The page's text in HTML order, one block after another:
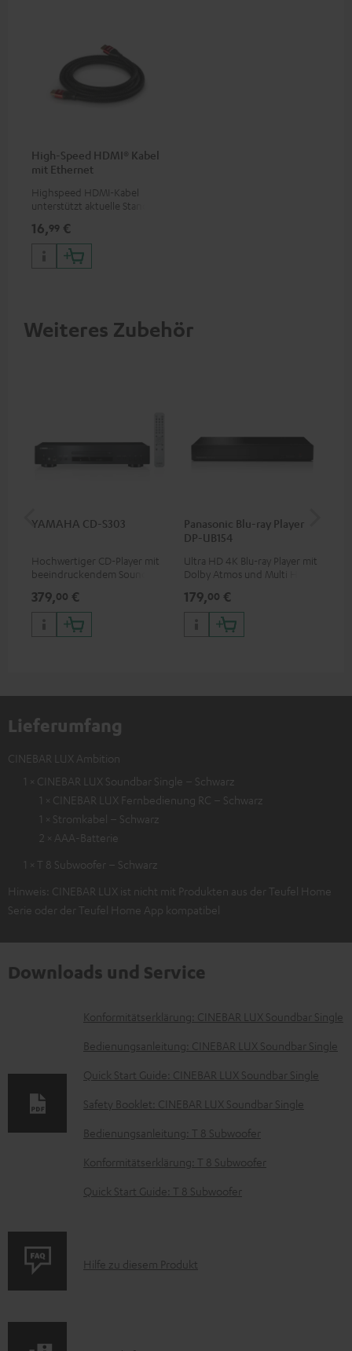
High-Speed HDMI® Kabel
mit Ethernet
Highspeed HDMI-Kabel
unterstützt aktuelle Standards
16,99 €
Weiteres Zubehör
YAMAHA CD-S303
Hochwertiger CD-Player mit
beeindruckendem Sound und
379,00 €
Panasonic Blu-ray Player
DP-UB154
Ultra HD 4K Blu-ray Player mit
Dolby Atmos und Multi HDR-
HDR10+ für eine überragende
Bildqualität mit lebensechten
Kontrasten und Farben
179,00 €
Lieferumfang
CINEBAR LUX Ambition
1 × CINEBAR LUX Soundbar Single – Schwarz
1 × CINEBAR LUX Fernbedienung RC – Schwarz
1 × Stromkabel – Schwarz
2 × AAA-Batterie
1 × T 8 Subwoofer – Schwarz
Hinweis: CINEBAR LUX ist nicht mit Produkten aus der Teufel Home
Serie oder der Teufel Home App kompatibel
Downloads und Service
D
o
u
m
e
n
t
m
Konformitätserklärung: CINEBAR LUX Soundbar Single
Bedienungsanleitung: CINEBAR LUX Soundbar Single
Quick Start Guide: CINEBAR LUX Soundbar Single
Safety Booklet: CINEBAR LUX Soundbar Single
Bedienungsanleitung: T 8 Subwoofer
Konformitätserklärung: T 8 Subwoofer
Quick Start Guide: T 8 Subwoofer
P
Hilfe zu diesem Produkt